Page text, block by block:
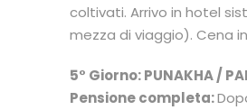
coltivati. Arrivo in hotel
mezza di viaggio). Cena
5° Giorno:PUNAKHA /
Pensione completa: